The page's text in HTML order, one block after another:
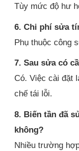
Tùy mức độ hư
6. Chi phí sửa
Phụ thuộc công
7. Sau sửa có
Có. Việc cài đặt
chế tái lỗi.
8. Biến tần đã
không?
Nhiều trường